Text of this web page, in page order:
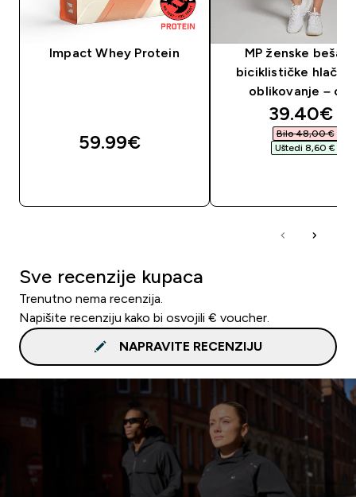
Impact Whey Protein
59.99€‎
MP ženske
biciklističke
oblikovanje –
39.40€‎
Bilo 48,00 €‎
Uštedi 8,60 €‎
Sve recenzije kupaca
Trenutno nema recenzija.
Napišite recenziju kako bi osvojili € voucher.
NAPRAVITE RECENZIJU